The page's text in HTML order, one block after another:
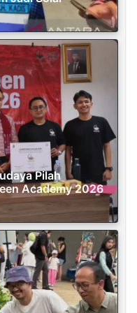
Pilah
Academy 2026